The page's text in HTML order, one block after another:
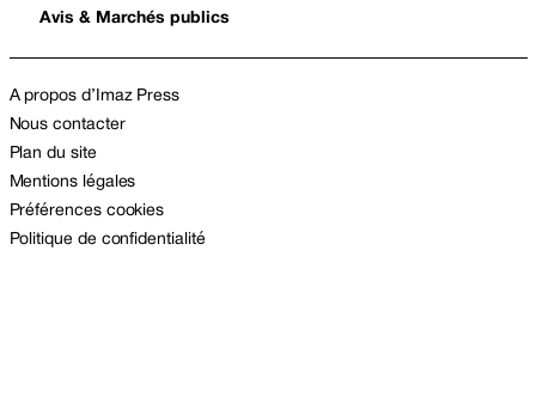
Avis & Marchés publics
A propos d’Imaz Press
Nous contacter
Plan du site
Mentions légales
Préférences cookies
Politique de confidentialité